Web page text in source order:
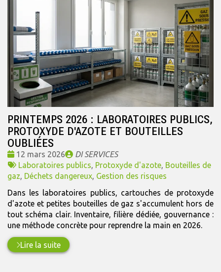
PRINTEMPS 2026 : LABORATOIRES PUBLICS,
PROTOXYDE D'AZOTE ET BOUTEILLES
OUBLIÉES
Date
:
12 mars 2026
Publié
par
DI SERVICES
Tags
:
Laboratoires publics, Protoxyde d'azote, Bouteilles de
gaz, Déchets dangereux, Gestion des risques
Dans les laboratoires publics, cartouches de protoxyde
d'azote et petites bouteilles de gaz s'accumulent hors de
tout schéma clair. Inventaire, filière dédiée, gouvernance :
une méthode concrète pour reprendre la main en 2026.
Lire la suite